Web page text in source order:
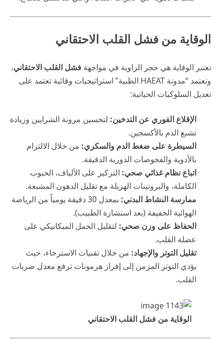
الوقاية من فشل القلب الاحتقاني
تعتبر الوقاية هي حجر الزاوية في مواجهة فشل القلب الاحتقاني،
وتعتمد “مدونة HAEAT الطبية” استراتيجيات وقائية تعتمد على
تعديل السلوكيات الحياتية:
الإقلاع الفوري عن التدخين: لتحسين مرونة الشرايين وزيادة
تشبع الدم بالأكسجين.
السيطرة على ضغط الدم والسكري: من خلال الالتزام
بالأدوية والفحوصات الدورية الدقيقة.
اتباع نظام غذائي صحي: التركيز على الألياف، الحبوب
الكاملة، والبروتينات الهزيلة مع تقليل الدهون المشبعة.
ممارسة النشاط البدني:
بمعدل 30 دقيقة يومياً من الرياضة
الهوائية الخفيفة (بعد استشارة الطبيب).
الحفاظ على وزن صحي: لتقليل الحمل الميكانيكي على
عضلة القلب.
تقليل التوتر والإجهاد: من خلال تقنيات الاسترخاء، حيث
يؤدي التوتر المزمن إلى إفراز هرمونات ترفع معدل ضربات
القلب.
الوقاية من فشل القلب الاحتقاني